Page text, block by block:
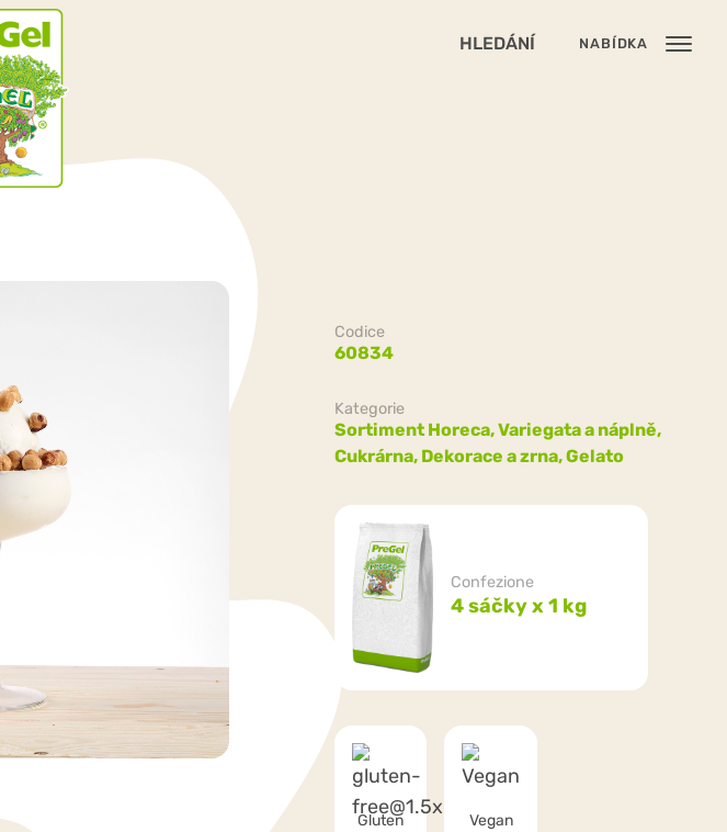
HLEDÁNÍ NABÍDKA
Codice
60834
Kategorie
Sortiment Horeca,Variegata a náplně,
Cukrárna, Dekorace a zrna,Gelato
Confezione
4 sáčky x 1 kg
Gluten
Vegan